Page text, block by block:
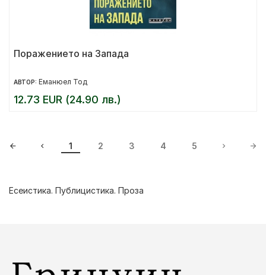
Поражението на Запада
АВТОР: Еманюел Тод
12.73 EUR (24.90 лв.)
1 2 3 4 5
Есеистика. Публицистика. Проза